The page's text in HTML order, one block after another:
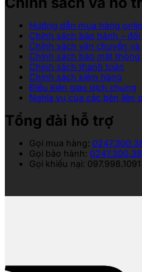
Hướng dẫn mua hàng
Chính sách bảo hành – đổi
Chính sách vận chuyển và
Chính sách bảo mật thông
Chính sách thanh toán
Chính sách kiểm hàng
Điều kiện giao dịch chung
Nghĩa vụ của các bên liên
Tổng đài hỗ trợ
Gọi mua hàng:
Gọi bảo hành:
Gọi khiếu nại: